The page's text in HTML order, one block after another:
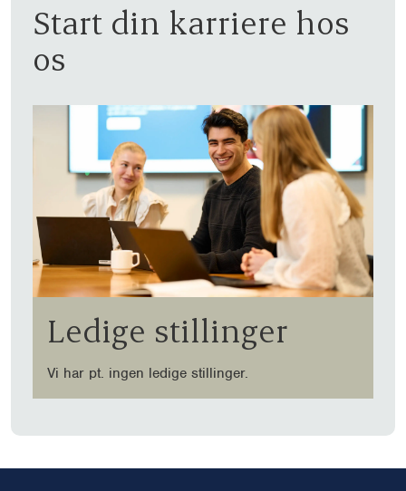
Start din karriere hos
os
Ledige stillinger
Vi har pt. ingen ledige stillinger.